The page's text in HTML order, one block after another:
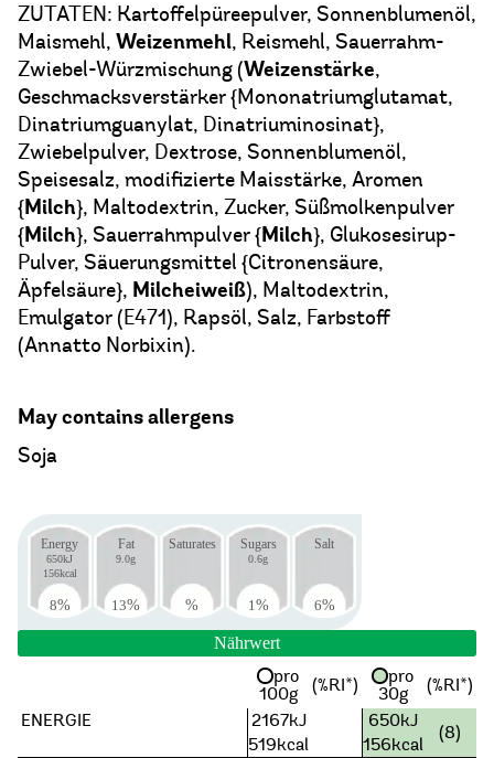
ZUTATEN: Kartoffelpüreepulver, Sonnenblumenöl,
Maismehl, Weizenmehl, Reismehl, Sauerrahm-
Zwiebel-Würzmischung (Weizenstärke,
Geschmacksverstärker {Mononatriumglutamat,
Dinatriumguanylat, Dinatriuminosinat},
Zwiebelpulver, Dextrose, Sonnenblumenöl,
Speisesalz, modifizierte Maisstärke, Aromen
{Milch}, Maltodextrin, Zucker, Süßmolkenpulver
{Milch}, Sauerrahmpulver {Milch}, Glukosesirup-
Pulver, Säuerungsmittel {Citronensäure,
Äpfelsäure}, Milcheiweiß), Maltodextrin,
Emulgator (E471), Rapsöl, Salz, Farbstoff
(Annatto Norbixin).
May contains allergens
Soja
Energy
650kJ
156kcal
8%
Fat
9.0g
13%
Saturates
%
Sugars
0.6g
1%
Salt
6%
Nährwert
pro
100g
(%RI*)
pro
30g
(%RI*)
ENERGIE
2167kJ 650kJ
(8)
519kcal
156kcal